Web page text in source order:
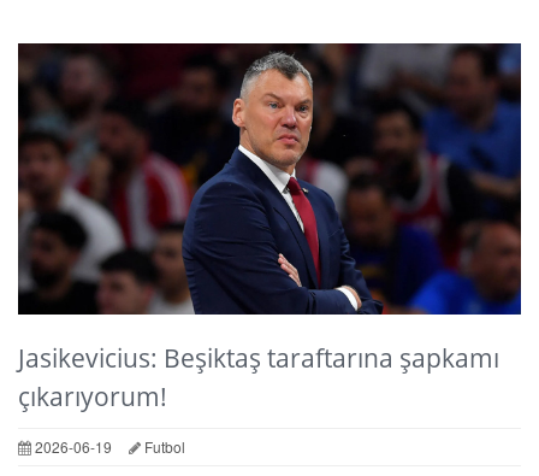
Jasikevicius: Beşiktaş taraftarına şapkamı
çıkarıyorum!
2026-06-19 Futbol